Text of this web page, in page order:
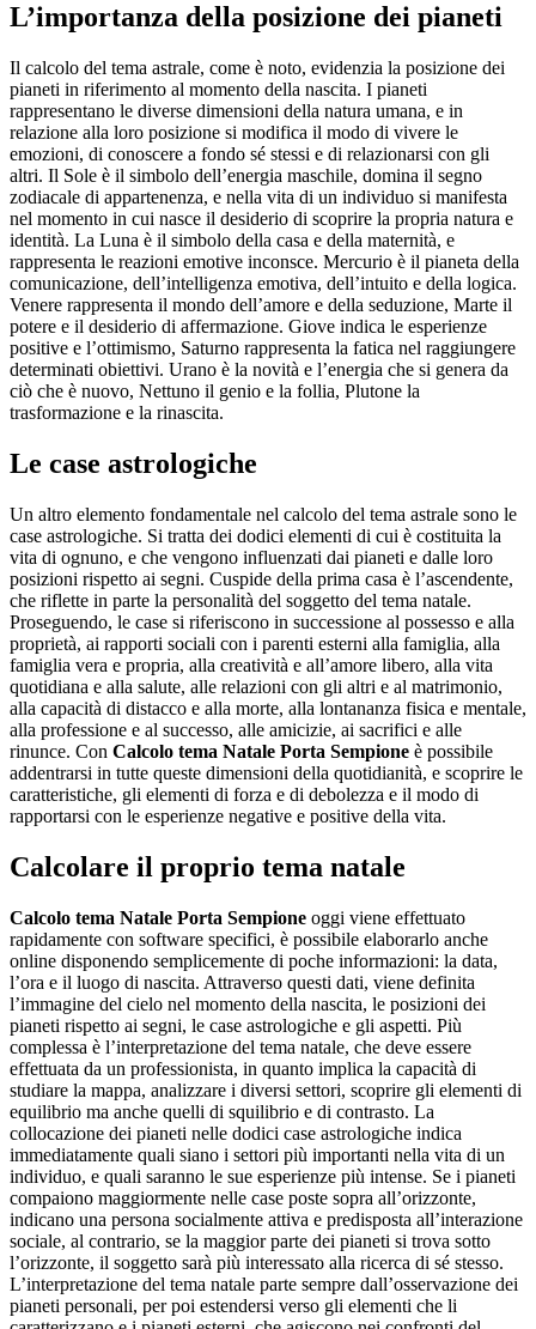
L’importanza della posizione dei pianeti
Il calcolo del tema astrale, come è noto, evidenzia la posizione dei
pianeti in riferimento al momento della nascita. I pianeti
rappresentano le diverse dimensioni della natura umana, e in
relazione alla loro posizione si modifica il modo di vivere le
emozioni, di conoscere a fondo sé stessi e di relazionarsi con gli
altri. Il Sole è il simbolo dell’energia maschile, domina il segno
zodiacale di appartenenza, e nella vita di un individuo si manifesta
nel momento in cui nasce il desiderio di scoprire la propria natura e
identità. La Luna è il simbolo della casa e della maternità, e
rappresenta le reazioni emotive inconsce. Mercurio è il pianeta della
comunicazione, dell’intelligenza emotiva, dell’intuito e della logica.
Venere rappresenta il mondo dell’amore e della seduzione, Marte il
potere e il desiderio di affermazione. Giove indica le esperienze
positive e l’ottimismo, Saturno rappresenta la fatica nel raggiungere
determinati obiettivi. Urano è la novità e l’energia che si genera da
ciò che è nuovo, Nettuno il genio e la follia, Plutone la
trasformazione e la rinascita.
Le case astrologiche
Un altro elemento fondamentale nel calcolo del tema astrale sono le
case astrologiche. Si tratta dei dodici elementi di cui è costituita la
vita di ognuno, e che vengono influenzati dai pianeti e dalle loro
posizioni rispetto ai segni. Cuspide della prima casa è l’ascendente,
che riflette in parte la personalità del soggetto del tema natale.
Proseguendo, le case si riferiscono in successione al possesso e alla
proprietà, ai rapporti sociali con i parenti esterni alla famiglia, alla
famiglia vera e propria, alla creatività e all’amore libero, alla vita
quotidiana e alla salute, alle relazioni con gli altri e al matrimonio,
alla capacità di distacco e alla morte, alla lontananza fisica e mentale,
alla professione e al successo, alle amicizie, ai sacrifici e alle
rinunce. Con Calcolo tema Natale Porta Sempione è possibile
addentrarsi in tutte queste dimensioni della quotidianità, e scoprire le
caratteristiche, gli elementi di forza e di debolezza e il modo di
rapportarsi con le esperienze negative e positive della vita.
Calcolare il proprio tema natale
Calcolo tema Natale Porta Sempione oggi viene effettuato
rapidamente con software specifici, è possibile elaborarlo anche
online disponendo semplicemente di poche informazioni: la data,
l’ora e il luogo di nascita. Attraverso questi dati, viene definita
l’immagine del cielo nel momento della nascita, le posizioni dei
pianeti rispetto ai segni, le case astrologiche e gli aspetti. Più
complessa è l’interpretazione del tema natale, che deve essere
effettuata da un professionista, in quanto implica la capacità di
studiare la mappa, analizzare i diversi settori, scoprire gli elementi di
equilibrio ma anche quelli di squilibrio e di contrasto. La
collocazione dei pianeti nelle dodici case astrologiche indica
immediatamente quali siano i settori più importanti nella vita di un
individuo, e quali saranno le sue esperienze più intense. Se i pianeti
compaiono maggiormente nelle case poste sopra all’orizzonte,
indicano una persona socialmente attiva e predisposta all’interazione
sociale, al contrario, se la maggior parte dei pianeti si trova sotto
l’orizzonte, il soggetto sarà più interessato alla ricerca di sé stesso.
L’interpretazione del tema natale parte sempre dall’osservazione dei
pianeti personali, per poi estendersi verso gli elementi che li